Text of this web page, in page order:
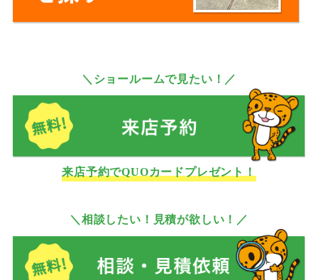
＼ショールームで見たい！／
来店予約でQUOカードプレゼント！
＼相談したい！見積が欲しい！／